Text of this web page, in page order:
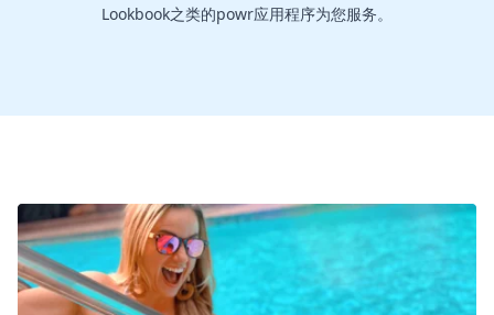
Lookbook之类的powr应用程序为您服务。